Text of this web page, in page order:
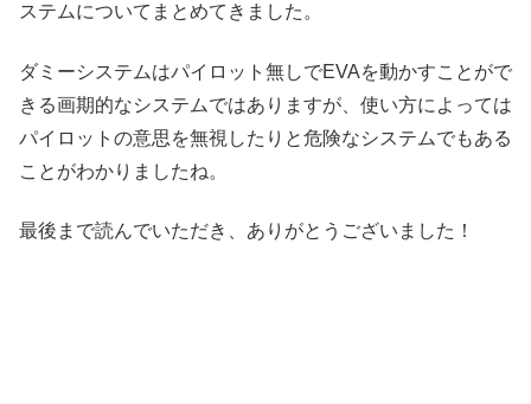
ステムについてまとめてきました。
ダミーシステムはパイロット無しでEVAを動かすことがで
きる画期的なシステムではありますが、使い方によっては
パイロットの意思を無視したりと危険なシステムでもある
ことがわかりましたね。
最後まで読んでいただき、ありがとうございました！